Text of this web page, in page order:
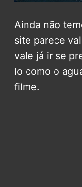
Ainda não
site parece
vale já ir se
lo como o
filme.